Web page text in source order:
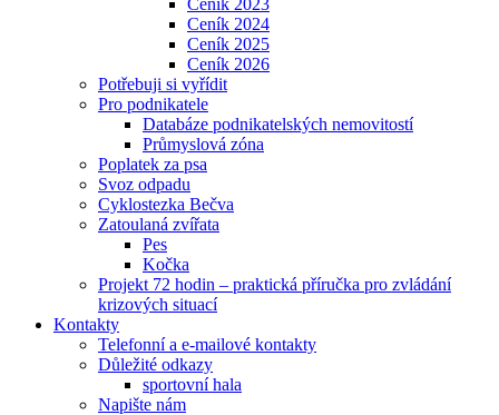
Ceník 2023
Ceník 2024
Ceník 2025
Ceník 2026
Potřebuji si vyřídit
Pro podnikatele
Databáze podnikatelských nemovitostí
Průmyslová zóna
Poplatek za psa
Svoz odpadu
Cyklostezka Bečva
Zatoulaná zvířata
Pes
Kočka
Projekt 72 hodin – praktická příručka pro zvládání
krizových situací
Kontakty
Telefonní a e-mailové kontakty
Důležité odkazy
sportovní hala
Napište nám